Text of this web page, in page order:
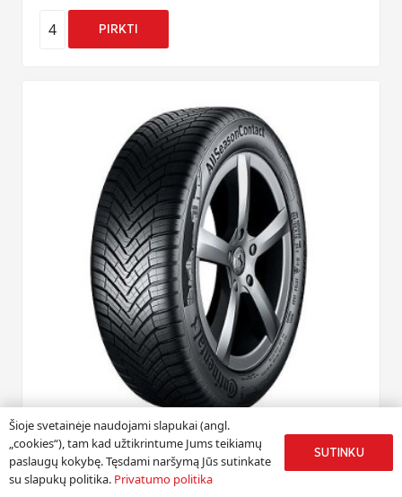
4 PIRKTI
CONTINENTAL
Šioje svetainėje naudojami slapukai (angl.
„cookies“), tam kad užtikrintume Jums teikiamų
paslaugų kokybę. Tęsdami naršymą Jūs sutinkate
su slapukų politika. Privatumo politika
SUTINKU